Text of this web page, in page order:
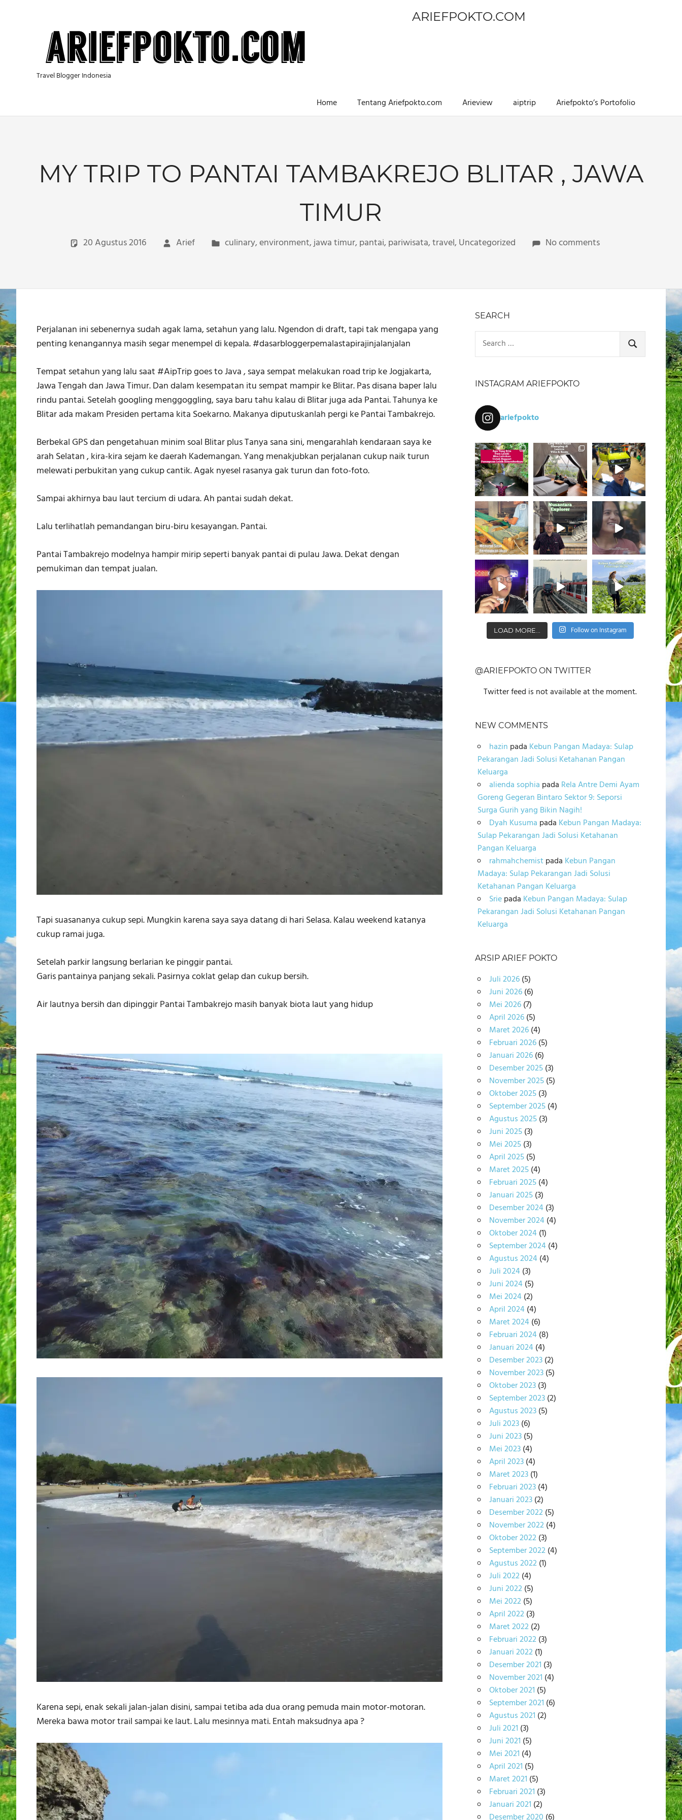
ARIEFPOKTO.COM
Travel Blogger Indonesia
Home Tentang Ariefpokto.com Arieview aiptrip Ariefpokto’s Portofolio
MY TRIP TO PANTAI TAMBAKREJO BLITAR , JAWA
TIMUR
20 Agustus 2016 Arief culinary,environment,jawa timur, pantai, pariwisata,travel, Uncategorized No comments
Perjalanan ini sebenernya sudah agak lama, setahun yang lalu. Ngendon di draft, tapi tak mengapa yang
penting kenangannya masih segar menempel di kepala. #dasarbloggerpemalastapirajinjalanjalan
Tempat setahun yang lalu saat #AipTrip goes to Java , saya sempat melakukan road trip ke Jogjakarta,
Jawa Tengah dan Jawa Timur. Dan dalam kesempatan itu sempat mampir ke Blitar. Pas disana baper lalu
rindu pantai. Setelah googling menggoggling, saya baru tahu kalau di Blitar juga ada Pantai. Tahunya ke
Blitar ada makam Presiden pertama kita Soekarno. Makanya diputuskanlah pergi ke Pantai Tambakrejo.
Berbekal GPS dan pengetahuan minim soal Blitar plus Tanya sana sini, mengarahlah kendaraan saya ke
arah Selatan , kira-kira sejam ke daerah Kademangan. Yang menakjubkan perjalanan cukup naik turun
melewati perbukitan yang cukup cantik. Agak nyesel rasanya gak turun dan foto-foto.
Sampai akhirnya bau laut tercium di udara. Ah pantai sudah dekat.
Lalu terlihatlah pemandangan biru-biru kesayangan. Pantai.
Pantai Tambakrejo modelnya hampir mirip seperti banyak pantai di pulau Jawa. Dekat dengan
pemukiman dan tempat jualan.
Tapi suasananya cukup sepi. Mungkin karena saya saya datang di hari Selasa. Kalau weekend katanya
cukup ramai juga.
Setelah parkir langsung berlarian ke pinggir pantai.
Garis pantainya panjang sekali. Pasirnya coklat gelap dan cukup bersih.
Air lautnya bersih dan dipinggir Pantai Tambakrejo masih banyak biota laut yang hidup
Karena sepi, enak sekali jalan-jalan disini, sampai tetiba ada dua orang pemuda main motor-motoran.
Mereka bawa motor trail sampai ke laut. Lalu mesinnya mati. Entah maksudnya apa ?
SEARCH
Search
for:
SEARCH
INSTAGRAM ARIEFPOKTO
ariefpokto
LOAD MORE... Follow on Instagram
@ARIEFPOKTO ON TWITTER
Twitter feed is not available at the moment.
NEW COMMENTS
hazin pada Kebun Pangan Madaya: Sulap
Pekarangan Jadi Solusi Ketahanan Pangan
Keluarga
alienda sophia pada Rela Antre Demi Ayam
Goreng Gegeran Bintaro Sektor 9: Seporsi
Surga Gurih yang Bikin Nagih!
Dyah Kusuma pada Kebun Pangan Madaya:
Sulap Pekarangan Jadi Solusi Ketahanan
Pangan Keluarga
rahmahchemistpada Kebun Pangan
Madaya: Sulap Pekarangan Jadi Solusi
Ketahanan Pangan Keluarga
Sriepada Kebun Pangan Madaya: Sulap
Pekarangan Jadi Solusi Ketahanan Pangan
Keluarga
ARSIP ARIEF POKTO
Juli 2026(5)
Juni 2026(6)
Mei 2026(7)
April 2026(5)
Maret 2026(4)
Februari 2026(5)
Januari 2026(6)
Desember 2025(3)
November 2025(5)
Oktober 2025(3)
September 2025(4)
Agustus 2025(3)
Juni 2025(3)
Mei 2025(3)
April 2025(5)
Maret 2025(4)
Februari 2025(4)
Januari 2025(3)
Desember 2024(3)
November 2024(4)
Oktober 2024(1)
September 2024(4)
Agustus 2024(4)
Juli 2024(3)
Juni 2024(5)
Mei 2024(2)
April 2024(4)
Maret 2024(6)
Februari 2024(8)
Januari 2024(4)
Desember 2023(2)
November 2023(5)
Oktober 2023(3)
September 2023(2)
Agustus 2023(5)
Juli 2023(6)
Juni 2023(5)
Mei 2023(4)
April 2023(4)
Maret 2023(1)
Februari 2023(4)
Januari 2023(2)
Desember 2022(5)
November 2022(4)
Oktober 2022(3)
September 2022(4)
Agustus 2022(1)
Juli 2022(4)
Juni 2022(5)
Mei 2022(5)
April 2022(3)
Maret 2022(2)
Februari 2022(3)
Januari 2022(1)
Desember 2021 (3)
November 2021 (4)
Oktober 2021 (5)
September 2021 (6)
Agustus 2021 (2)
Juli 2021 (3)
Juni 2021 (5)
Mei 2021 (4)
April 2021 (5)
Maret 2021 (5)
Februari 2021 (3)
Januari 2021 (2)
Desember 2020 (6)